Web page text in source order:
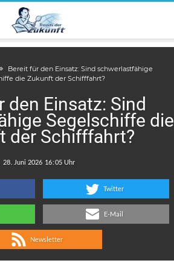
Bereit für den Einsatz: Sind schwerlastfähige
die Zukunft der Schifffahrt?
den Einsatz: Sind
Segelschiffe die
der Schifffahrt?
:
Twitter
E-Mail
Newsletter